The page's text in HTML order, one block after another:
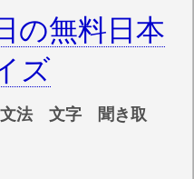
の無料日本
ズ
法 文字 聞き取